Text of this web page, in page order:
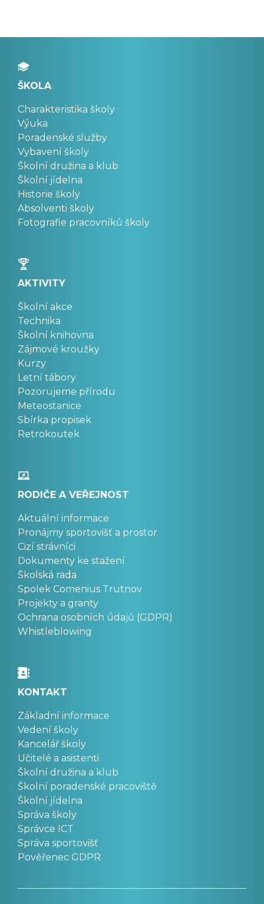
ŠKOLA
Charakteristika školy
Výuka
Poradenské služby
Vybavení školy
Školní družina a klub
Školní jídelna
Historie školy
Absolventi školy
Fotografie pracovníků školy
AKTIVITY
Školní akce
Technika
Školní knihovna
Zájmové kroužky
Kurzy
Letní tábory
Pozorujeme přírodu
Meteostanice
Sbírka propisek
Retrokoutek
RODIČE A VEŘEJNOST
Aktuální informace
Pronájmy sportovišť a prostor
Cizí strávníci
Dokumenty ke stažení
Školská rada
Spolek Comenius Trutnov
Projekty a granty
Ochrana osobních údajů (GDPR)
Whistleblowing
KONTAKT
Základní informace
Vedení školy
Kancelář školy
Učitelé a asistenti
Školní družina a klub
Školní poradenské pracoviště
Školní jídelna
Správa školy
Správce ICT
Správa sportovišť
Pověřenec GDPR